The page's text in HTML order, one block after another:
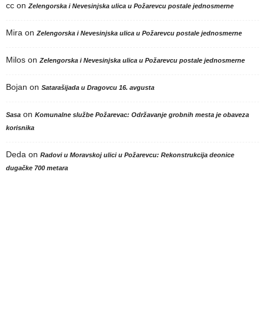
cc on Zelengorska i Nevesinjska ulica u Požarevcu postale jednosmerne
Mira on Zelengorska i Nevesinjska ulica u Požarevcu postale jednosmerne
Milos on Zelengorska i Nevesinjska ulica u Požarevcu postale jednosmerne
Bojan on Satarašijada u Dragovcu 16. avgusta
Sasa on Komunalne službe Požarevac: Održavanje grobnih mesta je obaveza
korisnika
Deda on Radovi u Moravskoj ulici u Požarevcu: Rekonstrukcija deonice
dugačke 700 metara